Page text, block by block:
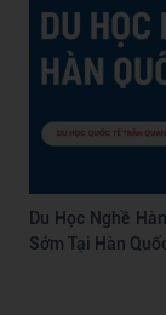
Du Học Nghề
Sớm Tại Hàn